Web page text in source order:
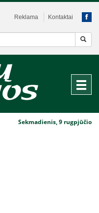
Reklama Kontaktai
Sekmadienis, 9 rugpjūčio